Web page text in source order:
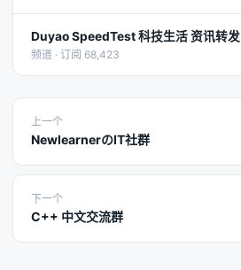
Duyao SpeedTest 科技生活 资讯转发
频道 · 订阅 68,423
上一个
NewlearnerのIT社群
下一个
C++ 中文交流群